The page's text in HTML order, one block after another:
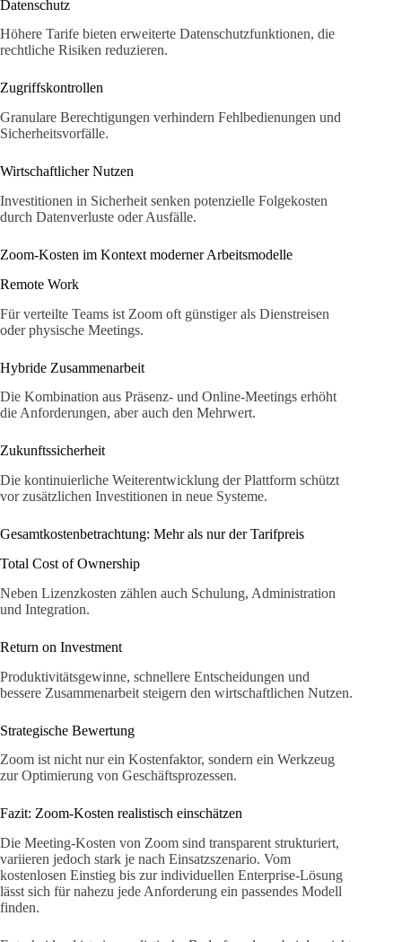
Datenschutz
Höhere Tarife bieten erweiterte Datenschutzfunktionen, die
rechtliche Risiken reduzieren.
Zugriffskontrollen
Granulare Berechtigungen verhindern Fehlbedienungen und
Sicherheitsvorfälle.
Wirtschaftlicher Nutzen
Investitionen in Sicherheit senken potenzielle Folgekosten
durch Datenverluste oder Ausfälle.
Zoom-Kosten im Kontext moderner Arbeitsmodelle
Remote Work
Für verteilte Teams ist Zoom oft günstiger als Dienstreisen
oder physische Meetings.
Hybride Zusammenarbeit
Die Kombination aus Präsenz- und Online-Meetings erhöht
die Anforderungen, aber auch den Mehrwert.
Zukunftssicherheit
Die kontinuierliche Weiterentwicklung der Plattform schützt
vor zusätzlichen Investitionen in neue Systeme.
Gesamtkostenbetrachtung: Mehr als nur der Tarifpreis
Total Cost of Ownership
Neben Lizenzkosten zählen auch Schulung, Administration
und Integration.
Return on Investment
Produktivitätsgewinne, schnellere Entscheidungen und
bessere Zusammenarbeit steigern den wirtschaftlichen Nutzen.
Strategische Bewertung
Zoom ist nicht nur ein Kostenfaktor, sondern ein Werkzeug
zur Optimierung von Geschäftsprozessen.
Fazit: Zoom-Kosten realistisch einschätzen
Die Meeting-Kosten von Zoom sind transparent strukturiert,
variieren jedoch stark je nach Einsatzszenario. Vom
kostenlosen Einstieg bis zur individuellen Enterprise-Lösung
lässt sich für nahezu jede Anforderung ein passendes Modell
finden.